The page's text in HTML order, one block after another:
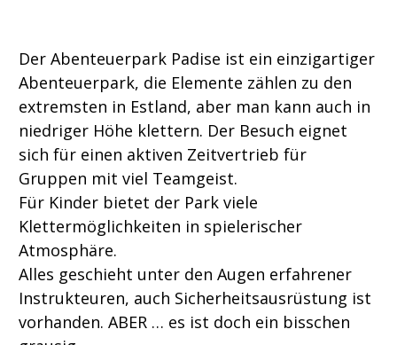
Der Abenteuerpark Padise ist ein einzigartiger
Abenteuerpark, die Elemente zählen zu den
extremsten in Estland, aber man kann auch in
niedriger Höhe klettern. Der Besuch eignet
sich für einen aktiven Zeitvertrieb für
Gruppen mit viel Teamgeist.
Für Kinder bietet der Park viele
Klettermöglichkeiten in spielerischer
Atmosphäre.
Alles geschieht unter den Augen erfahrener
Instrukteuren, auch Sicherheitsausrüstung ist
vorhanden. ABER … es ist doch ein bisschen